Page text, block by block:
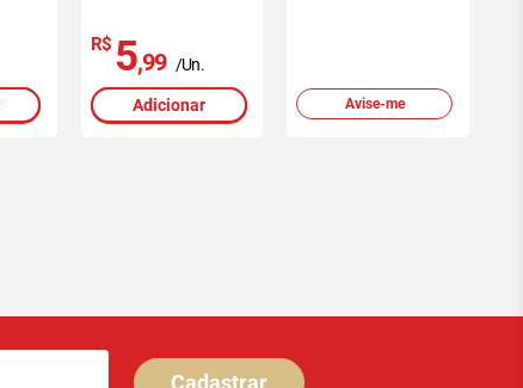
R$ 5,99 /Un.
Adicionar Avise-me
Cadastrar